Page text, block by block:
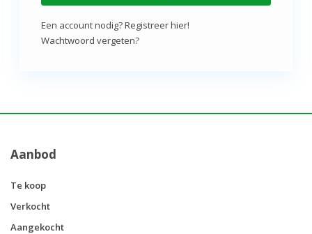
Een account nodig? Registreer hier!
Wachtwoord vergeten?
Aanbod
Te koop
Verkocht
Aangekocht